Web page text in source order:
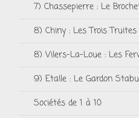
7) Chassepierre : Le
8) Chiny : Les Trois Truites
8) Vilers-La-Loue : Les
9) Etalle : Le Gardon
Sociétés de 1 à 10